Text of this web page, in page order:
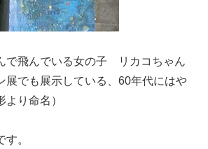
で飛んでいる女の子 リカコちゃん
展でも展示している、60年代にはや
り命名）
。